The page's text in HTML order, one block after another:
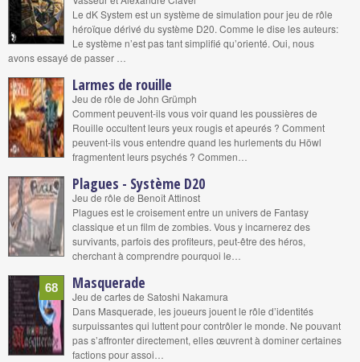
Le dK System est un système de simulation pour jeu de rôle
héroïque dérivé du système D20. Comme le dise les auteurs:
Le système n’est pas tant simplifié qu’orienté. Oui, nous
avons essayé de passer …
Larmes de rouille
Jeu de rôle de John Grümph
Comment peuvent-ils vous voir quand les poussières de
Rouille occultent leurs yeux rougis et apeurés ? Comment
peuvent-ils vous entendre quand les hurlements du Höwl
fragmentent leurs psychés ? Commen…
Plagues - Système D20
Jeu de rôle de Benoît Attinost
Plagues est le croisement entre un univers de Fantasy
classique et un film de zombies. Vous y incarnerez des
survivants, parfois des profiteurs, peut-être des héros,
cherchant à comprendre pourquoi le…
68 Masquerade
Jeu de cartes de Satoshi Nakamura
Dans Masquerade, les joueurs jouent le rôle d’identités
surpuissantes qui luttent pour contrôler le monde. Ne pouvant
pas s’affronter directement, elles œuvrent à dominer certaines
factions pour assoi…